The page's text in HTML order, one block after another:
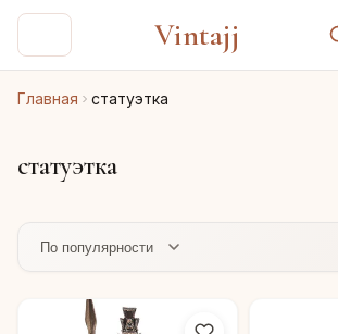
Vintajj
Главная статуэтка
статуэтка